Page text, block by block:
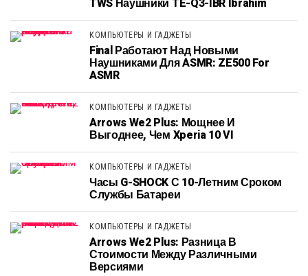
TWS Наушники TE-Q3-IBR Ibrahim
КОМПЬЮТЕРЫ И ГАДЖЕТЫ
Final Работают Над Новыми
Наушниками Для ASMR: ZE500 For
ASMR
КОМПЬЮТЕРЫ И ГАДЖЕТЫ
Arrows We2 Plus: Мощнее И
Выгоднее, Чем Xperia 10 VI
КОМПЬЮТЕРЫ И ГАДЖЕТЫ
Часы G-SHOCK С 10-Летним Сроком
Службы Батареи
КОМПЬЮТЕРЫ И ГАДЖЕТЫ
Arrows We2 Plus: Разница В
Стоимости Между Различными
Версиями